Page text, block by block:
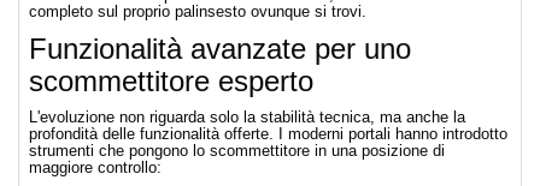
completo sul proprio palinsesto ovunque si trovi.
Funzionalità avanzate per uno
scommettitore esperto
L'evoluzione non riguarda solo la stabilità tecnica, ma anche la
profondità delle funzionalità offerte. I moderni portali hanno introdotto
strumenti che pongono lo scommettitore in una posizione di
maggiore controllo: